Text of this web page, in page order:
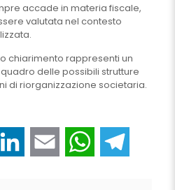
accade in materia fiscale,
valutata nel contesto
chiarimento rappresenti un
delle possibili strutture
di riorganizzazione societaria.
LinkedIn Email WhatsApp